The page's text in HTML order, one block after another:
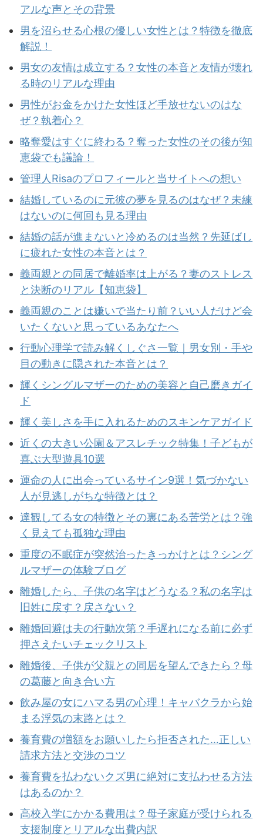
アルな声とその背景
男を沼らせる心根の優しい女性とは？特徴を徹底
解説！
男女の友情は成立する？女性の本音と友情が壊れ
る時のリアルな理由
男性がお金をかけた女性ほど手放せないのはな
ぜ？執着心？
略奪愛はすぐに終わる？奪った女性のその後が知
恵袋でも議論！
管理人Risaのプロフィールと当サイトへの想い
結婚しているのに元彼の夢を見るのはなぜ？未練
はないのに何回も見る理由
結婚の話が進まないと冷めるのは当然？先延ばし
に疲れた女性の本音とは？
義両親との同居で離婚率は上がる？妻のストレス
と決断のリアル【知恵袋】
義両親のことは嫌いで当たり前？いい人だけど会
いたくないと思っているあなたへ
行動心理学で読み解くしぐさ一覧｜男女別・手や
目の動きに隠された本音とは？
輝くシングルマザーのための美容と自己磨きガイ
ド
輝く美しさを手に入れるためのスキンケアガイド
近くの大きい公園＆アスレチック特集！子どもが
喜ぶ大型遊具10選
運命の人に出会っているサイン9選！気づかない
人が見逃しがちな特徴とは？
達観してる女の特徴とその裏にある苦労とは？強
く見えても孤独な理由
重度の不眠症が突然治ったきっかけとは？シング
ルマザーの体験ブログ
離婚したら、子供の名字はどうなる？私の名字は
旧姓に戻す？戻さない？
離婚回避は夫の行動次第？手遅れになる前に必ず
押さえたいチェックリスト
離婚後、子供が父親との同居を望んできたら？母
の葛藤と向き合い方
飲み屋の女にハマる男の心理！キャバクラから始
まる浮気の末路とは？
養育費の増額をお願いしたら拒否された…正しい
請求方法と交渉のコツ
養育費を払わないクズ男に絶対に支払わせる方法
はあるのか？
高校入学にかかる費用は？母子家庭が受けられる
支援制度とリアルな出費内訳